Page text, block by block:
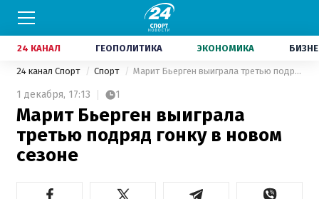
24 КАНАЛ ГЕОПОЛИТИКА ЭКОНОМИКА
24 канал Спорт Спорт Марит Бьерген выиграла третью подряд гонку в новом сезоне
1 декабря, 17:13 1
Марит Бьерген выиграла
третью подряд гонку в новом
сезоне